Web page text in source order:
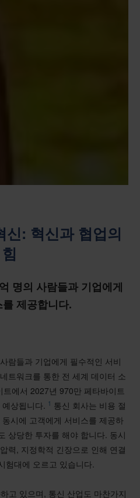
신: 혁신과 협업의
힘
명의 사람들과 기업에게
제공합니다.
람들과 기업에게 필수적인 서비
트워크를 통한 전 세계 데이터 소
에서 2027년 970만 페타바이트
상됩니다. 1 통신 회사는 비용 절
시에 고객에게 서비스를 제공하
상당한 투자를 해야 합니다. 동시
력, 지정학적 긴장으로 인해 연결
험대에 오르고 있습니다.
고 있으며, 통신 산업도 마찬가지